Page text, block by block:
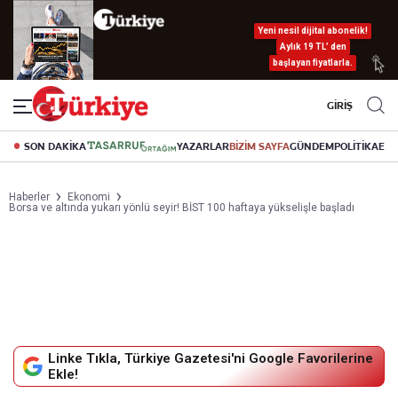
Yeni nesil dijital abonelik!
Aylık 19 TL’ den
başlayan fiyatlarla.
GİRİŞ
SON DAKİKA YAZARLARBİZİM SAYFAGÜNDEMPOLİTİKA
Haberler
Ekonomi
Borsa ve altında yukarı yönlü seyir! BİST 100 haftaya yükselişle başladı
Linke Tıkla, Türkiye Gazetesi'ni Google Favorilerine
Ekle!